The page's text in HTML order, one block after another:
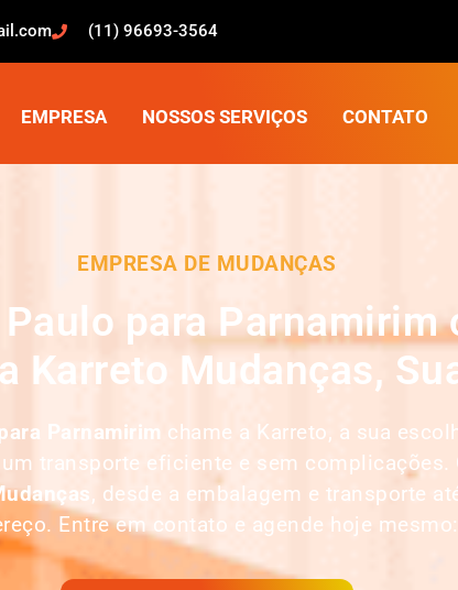
(11) 96693-3564
EMPRESA NOSSOS SERVIÇOS CONTATO
EMPRESA DE MUDANÇAS
para
Karreto Mudanças,
Parnamirim chame a Karreto, a sua
transporte eficiente e sem complicações.
, desde a embalagem e transporte
Entre em contato e agende hoje mesmo: